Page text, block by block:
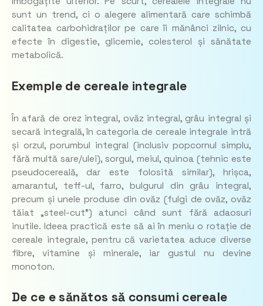
sunt un trend, ci o alegere alimentară care schimbă
calitatea carbohidraților pe care îi mănânci zilnic, cu
efecte în digestie, glicemie, colesterol și sănătate
metabolică.
Exemple de cereale integrale
În afară de orez integral, ovăz integral, grâu integral și
secară integrală, în categoria de cereale integrale intră
și orzul, porumbul integral (inclusiv popcornul simplu,
fără multă sare/ulei), sorgul, meiul, quinoa (tehnic este
pseudocereală, dar este folosită similar), hrișca,
amarantul, teff-ul, farro, bulgurul din grâu integral,
precum și unele produse din ovăz (fulgi de ovăz, ovăz
tăiat „steel-cut”) atunci când sunt fără adaosuri
inutile. Ideea practică este să ai în meniu o rotație de
cereale integrale, pentru că varietatea aduce diverse
fibre, vitamine și minerale, iar gustul nu devine
monoton.
De ce e sănătos să consumi cereale